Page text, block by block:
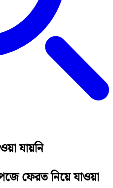
যায়নি
ফেরত নিয়ে যাওয়া